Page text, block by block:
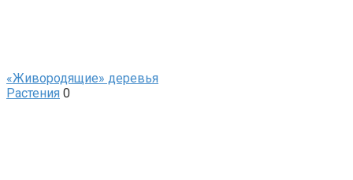
«Живородящие» деревья
Растения 0